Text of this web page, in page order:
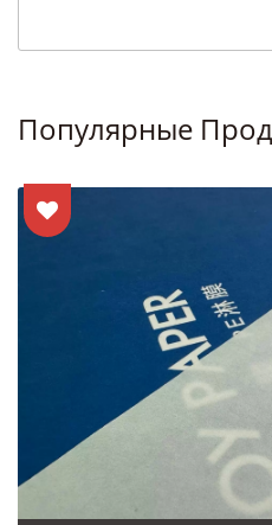
Популярные